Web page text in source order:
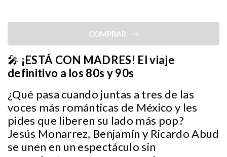
COMPRAR
🎤 ¡ESTÁ CON MADRES! El viaje
definitivo a los 80s y 90s
¿Qué pasa cuando juntas a tres de las
voces más románticas de México y les
pides que liberen su lado más pop?
Jesús Monarrez, Benjamín y Ricardo Abud
se unen en un espectáculo sin